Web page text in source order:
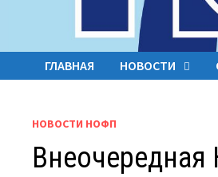
ГЛАВНАЯ НОВОСТИ
НОВОСТИ НОФП